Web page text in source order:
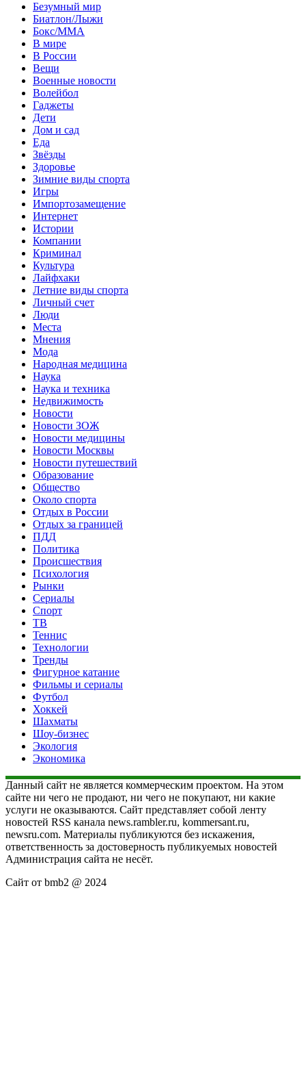
Безумный мир
Биатлон/Лыжи
Бокс/MMA
В мире
В России
Вещи
Военные новости
Волейбол
Гаджеты
Дети
Дом и сад
Еда
Звёзды
Здоровье
Зимние виды спорта
Игры
Импортозамещение
Интернет
Истории
Компании
Криминал
Культура
Лайфхаки
Летние виды спорта
Личный счет
Люди
Места
Мнения
Мода
Народная медицина
Наука
Наука и техника
Недвижимость
Новости
Новости ЗОЖ
Новости медицины
Новости Москвы
Новости путешествий
Образование
Общество
Около спорта
Отдых в России
Отдых за границей
ПДД
Политика
Происшествия
Психология
Рынки
Сериалы
Спорт
ТВ
Теннис
Технологии
Тренды
Фигурное катание
Фильмы и сериалы
Футбол
Хоккей
Шахматы
Шоу-бизнес
Экология
Экономика
Данный сайт не является коммерческим проектом. На этом
сайте ни чего не продают, ни чего не покупают, ни какие
услуги не оказываются. Сайт представляет собой ленту
новостей RSS канала news.rambler.ru, kommersant.ru,
newsru.com. Материалы публикуются без искажения,
ответственность за достоверность публикуемых новостей
Администрация сайта не несёт.
Сайт от bmb2 @ 2024